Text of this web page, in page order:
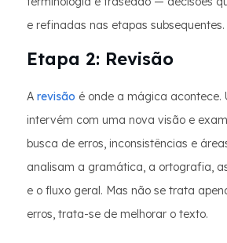
e refinadas nas etapas subsequentes.
Etapa 2: Revisão
A revisão é onde a mágica acontece.
intervém com uma nova visão e
busca de erros, inconsistências e
analisam a gramática, a ortografia,
e o fluxo geral. Mas não se trata
erros, trata-se de melhorar o texto.